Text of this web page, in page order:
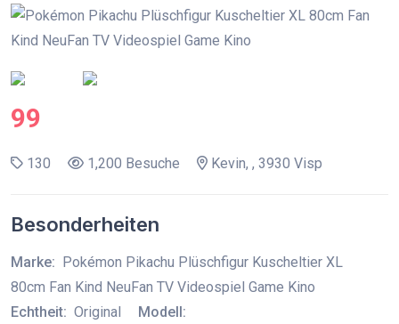
99
130 1,200 Besuche Kevin, , 3930 Visp
Besonderheiten
Marke: Pokémon Pikachu Plüschfigur Kuscheltier XL
80cm Fan Kind NeuFan TV Videospiel Game Kino
Echtheit: Original Modell: